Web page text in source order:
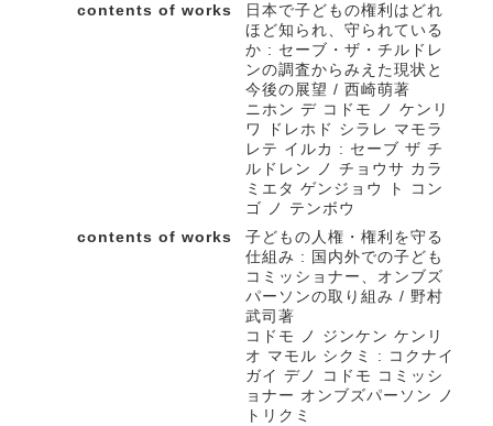
contents of works
日本で子どもの権利はどれ
ほど知られ、守られている
か : セーブ・ザ・チルドレ
ンの調査からみえた現状と
今後の展望 / 西崎萌著
ニホン デ コドモ ノ ケンリ
ワ ドレホド シラレ マモラ
レテ イルカ : セーブ ザ チ
ルドレン ノ チョウサ カラ
ミエタ ゲンジョウ ト コン
ゴ ノ テンボウ
contents of works
子どもの人権・権利を守る
仕組み : 国内外での子ども
コミッショナー、オンブズ
パーソンの取り組み / 野村
武司著
コドモ ノ ジンケン ケンリ
オ マモル シクミ : コクナイ
ガイ デノ コドモ コミッシ
ョナー オンブズパーソン ノ
トリクミ